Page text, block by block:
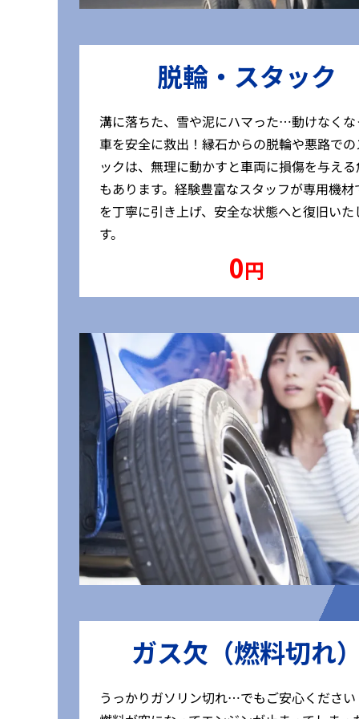
脱輪・スタック
溝に落ちた、雪や泥にハマった…動けなくな
車を安全に救出！縁石からの脱輪や悪路で
ックは、無理に動かすと車両に損傷を与え
もあります。経験豊富なスタッフが専用機材
を丁寧に引き上げ、安全な状態へと復旧いた
す。
0円
ガス欠（燃料切れ
うっかりガソリン切れ…でもご安心ください